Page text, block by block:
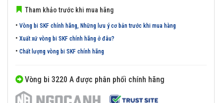
Tham khảo trước khi mua hãng
• Vòng bi SKF chính hãng, Những lưu ý cơ bản trước khi mua hàng
• Xuất xứ vòng bi SKF chính hãng ở đâu?
• Chất lượng vòng bi SKF chính hãng
Vòng bi 3220 A được phân phối chính hãng